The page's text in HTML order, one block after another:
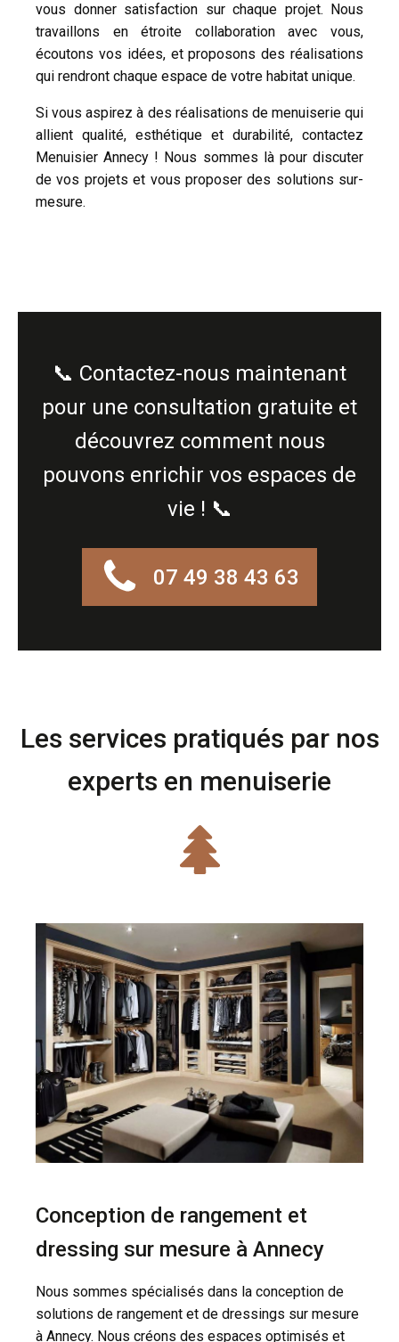
vous donner satisfaction sur chaque projet. Nous
travaillons en étroite collaboration avec vous,
écoutons vos idées, et proposons des réalisations
qui rendront chaque espace de votre habitat unique.
Si vous aspirez à des réalisations de menuiserie qui
allient qualité, esthétique et durabilité, contactez
Menuisier Annecy ! Nous sommes là pour discuter
de vos projets et vous proposer des solutions sur-
mesure.
📞 Contactez-nous maintenant
pour une consultation gratuite et
découvrez comment nous
pouvons enrichir vos espaces de
vie ! 📞
07 49 38 43 63
Les services pratiqués par nos
experts en menuiserie
Conception de rangement et
dressing sur mesure à Annecy
Nous sommes spécialisés dans la conception de
solutions de rangement et de dressings sur mesure
à Annecy. Nous créons des espaces optimisés et